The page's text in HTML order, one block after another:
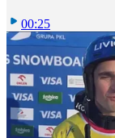
00:25